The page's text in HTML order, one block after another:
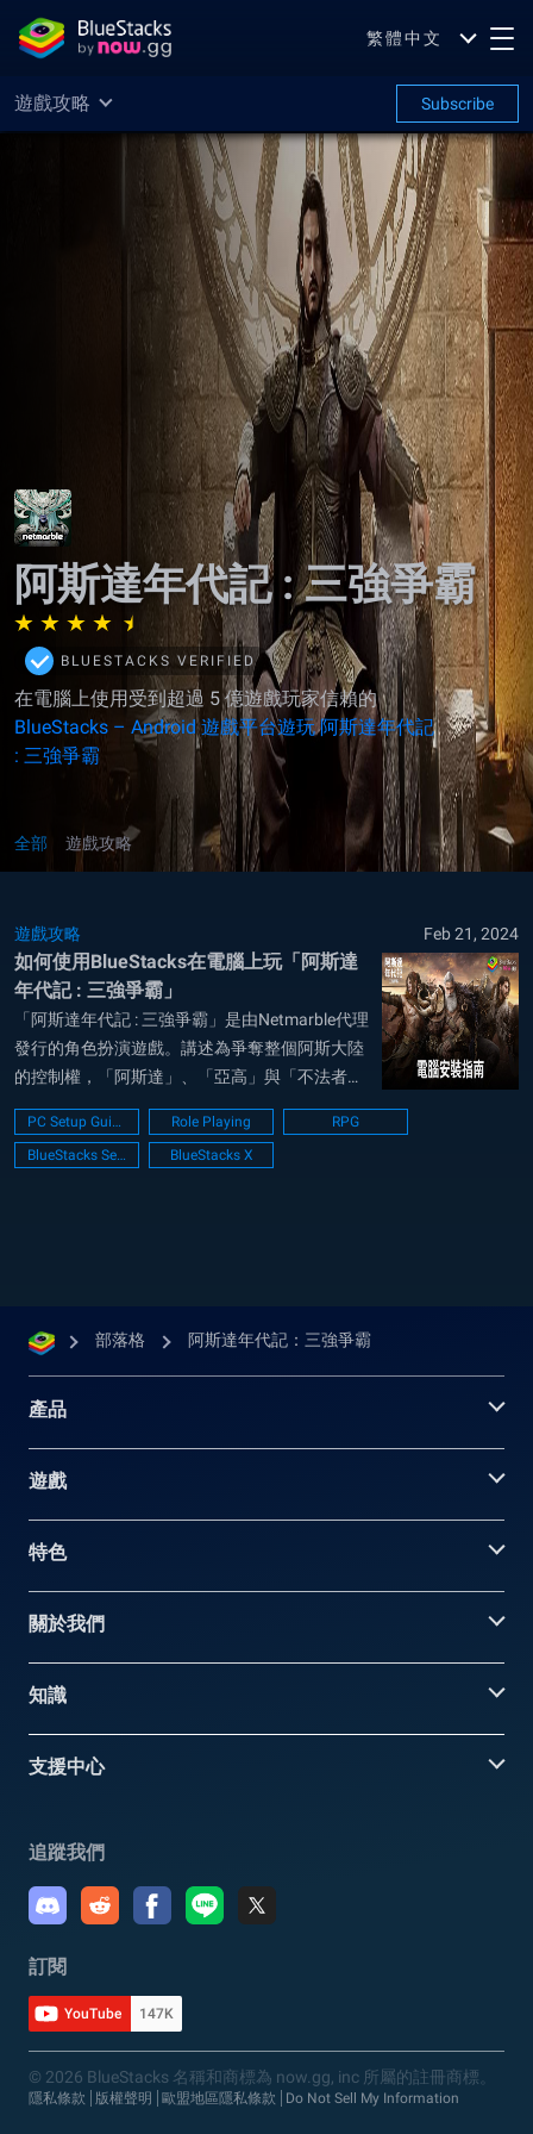
繁體中文
遊戲攻略 Subscribe
阿斯達年代記 : 三強爭霸
BLUESTACKS VERIFIED
在電腦上使用受到超過 5 億遊戲玩家信賴的
BlueStacks – Android 遊戲平台遊玩 阿斯達年代記
: 三強爭霸
全部 遊戲攻略
遊戲攻略 Feb 21, 2024
如何使用BlueStacks在電腦上玩「阿斯達
年代記 : 三強爭霸」
「阿斯達年代記 : 三強爭霸」是由Netmarble代理
發行的角色扮演遊戲。講述為爭奪整個阿斯大陸
的控制權，「阿斯達」、「亞高」與「不法者」
3 個勢力之間所展開的大規模權力鬥爭。玩家可
以透過在阿斯達宇宙中的真實社會體驗，包括激
烈的競爭和各勢力之間錯綜複雜的政治和經濟合
PC Setup Guide Role Playing
RPG
BlueStacks Setup
BlueStacks X
部落格 阿斯達年代記：三強爭霸
產品
遊戲
特色
關於我們
知識
支援中心
追蹤我們
訂閱
YouTube 147K
© 2026 BlueStacks 名稱和商標為 now.gg, inc 所屬的註冊商標。
隱私條款 版權聲明 歐盟地區隱私條款 Do Not Sell My Information